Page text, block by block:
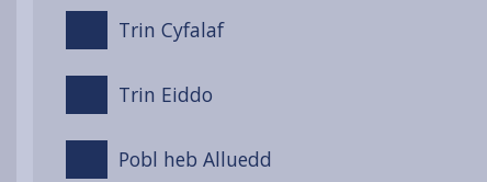
Trin Cyfalaf
Trin Eiddo
Pobl heb Alluedd